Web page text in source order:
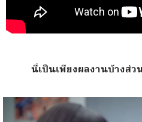
นี่เป็นเพียงผลงานบ้างส่